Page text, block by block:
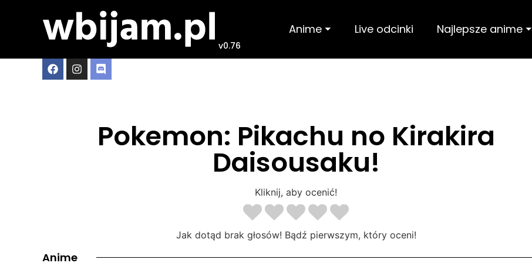
v0.76
Anime ⏷ Live odcinki Najlepsze anime ⏷
Pokemon: Pikachu no Kirakira
Daisousaku!
Kliknij, aby ocenić!
Jak dotąd brak głosów! Bądź pierwszym, który oceni!
Anime